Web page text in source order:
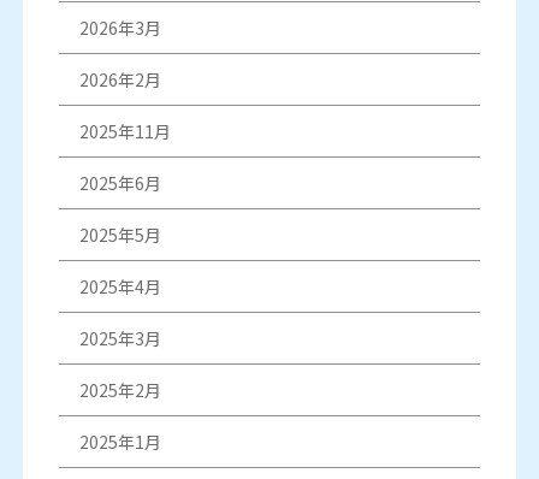
2026年3月
2026年2月
2025年11月
2025年6月
2025年5月
2025年4月
2025年3月
2025年2月
2025年1月